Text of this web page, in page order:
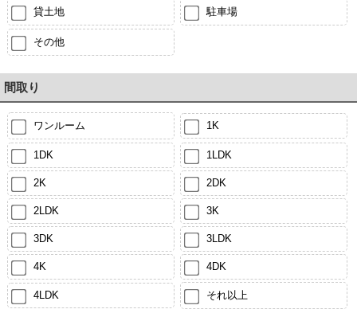
貸土地 駐車場
その他
間取り
ワンルーム 1K
1DK 1LDK
2K 2DK
2LDK 3K
3DK 3LDK
4K 4DK
4LDK それ以上